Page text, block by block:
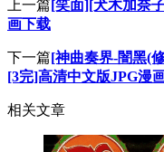
上一篇 [笑面][犬木加奈
画下载
下一篇[神曲奏界-闇黑(
[3完]高清中文版JPG漫
相关文章